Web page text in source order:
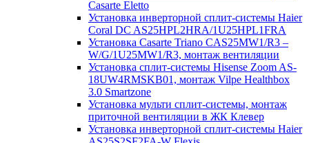
Casarte Eletto
Установка инверторной сплит-системы Haier
Coral DC AS25HPL2HRA/1U25HPL1FRA
Установка Casarte Triano CAS25MW1/R3 –
W/G/1U25MW1/R3, монтаж вентиляции
Установка сплит-системы Hisense Zoom AS-
18UW4RMSKB01, монтаж Vilpe Healthbox
3.0 Smartzone
Установка мульти сплит-системы, монтаж
приточной вентиляции в ЖК Клевер
Установка инверторной сплит-системы Haier